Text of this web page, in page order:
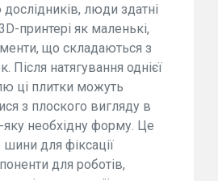
люди здатні
принтері як маленькі,
що складаються з
Після натягування однієї
ці плитки можуть
з плоского вигляду в
яку необхідну форму. Це
для фіксації
для роботів,